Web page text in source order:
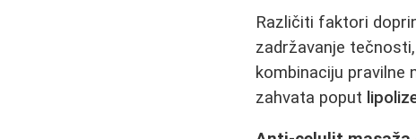
Različiti faktori
zadržavanje
kombinaciju pravilne
zahvata poput